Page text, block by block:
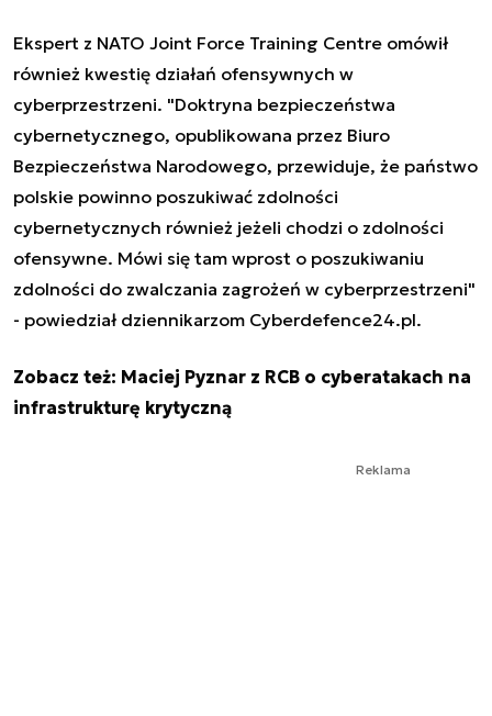
Ekspert z NATO Joint Force Training Centre omówił
również kwestię działań ofensywnych w
cyberprzestrzeni. "Doktryna bezpieczeństwa
cybernetycznego, opublikowana przez Biuro
Bezpieczeństwa Narodowego, przewiduje, że państwo
polskie powinno poszukiwać zdolności
cybernetycznych również jeżeli chodzi o zdolności
ofensywne. Mówi się tam wprost o poszukiwaniu
zdolności do zwalczania zagrożeń w cyberprzestrzeni"
- powiedział dziennikarzom Cyberdefence24.pl.
Zobacz też: Maciej Pyznar z RCB o cyberatakach na
infrastrukturę krytyczną
Reklama